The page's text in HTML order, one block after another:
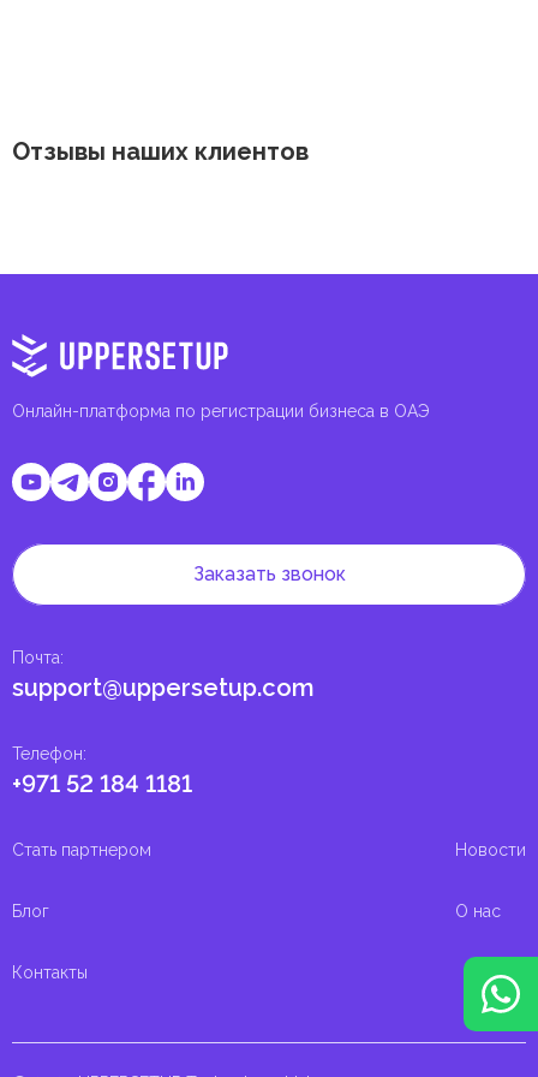
Отзывы наших клиентов
Онлайн-платформа по регистрации бизнеса в ОАЭ
Телефон:
+971 52 184 1181
Почта:
support@uppersetup.com
Заказать звонок
Стать партнером Новости
Блог О нас
Контакты